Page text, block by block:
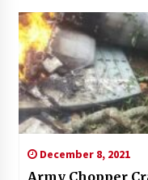
December 8, 2021
Army Chopper